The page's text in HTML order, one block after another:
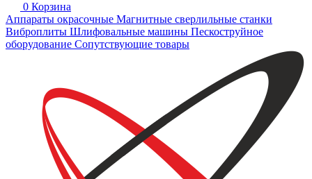
0 Корзина
Аппараты окрасочные Магнитные сверлильные станки
Виброплиты Шлифовальные машины Пескоструйное
оборудование Сопутствующие товары